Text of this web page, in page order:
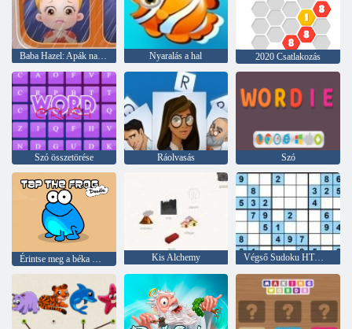
Baba Hazel: Apák napja Nyaralás a hal 2020 Csatlakozás
Szó összetörése Ráolvasás Szó
Kis Alchemy Végső Sudoku HTML5